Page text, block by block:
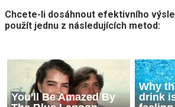
Chcete-li dosáhnout efektivního
použít jednu z následujících metod: